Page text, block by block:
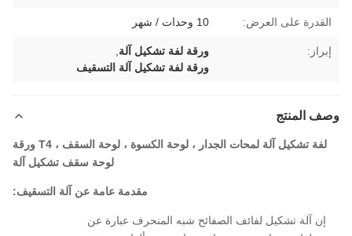
القدرة على العرض: 10 وحدات / شهر
إبراز: ورقة لفة تشكيل آلة
ورقة لفة تشكيل آلة التسقيف
وصف المنتج
لفة تشكيل آلة لمحات الجدار ، لوحة الكسوة ، لوحة السقف ، T4 ورقة
لوحة سقف تشكيل آلة
مقدمة عامة عن آلة التسقيف:
إن آلة تشكيل لفائف الصفائح شبه المنحرف عبارة عن